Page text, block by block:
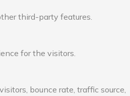
third-party features.
for the visitors.
bounce rate, traffic source,